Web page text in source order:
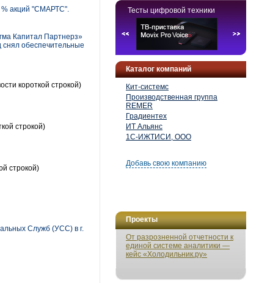
Тесты цифровой техники
Каталог компаний
Кит-системс
Производственная группа
REMER
Градиентех
ИТ Альянс
1С-ИЖТИСИ, ООО
Добавь свою компанию
Проекты
От разрозненной отчетности к
единой системе аналитики —
кейс «Холодильник.ру»
% акций "СМАРТС".
Капитал Партнерз»
обеспечительные
короткой строкой)
строкой)
строкой)
Служб (УСС) в г.